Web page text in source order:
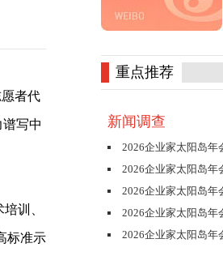
者代
写中
训、
标准示